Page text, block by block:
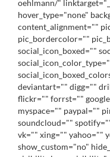
oehlmann/"
hover_type="none"
content_alignment=""
pic_bordercolor=""
social_icon_boxed=""
deviantart="" digg=""
flickr="" forrst=""
myspace="" paypal=""
soundcloud=""
vk="" xing="" yahoo=""
show_custom="no"